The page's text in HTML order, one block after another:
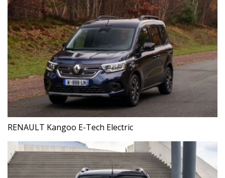
RENAULT Kangoo E-Tech Electric